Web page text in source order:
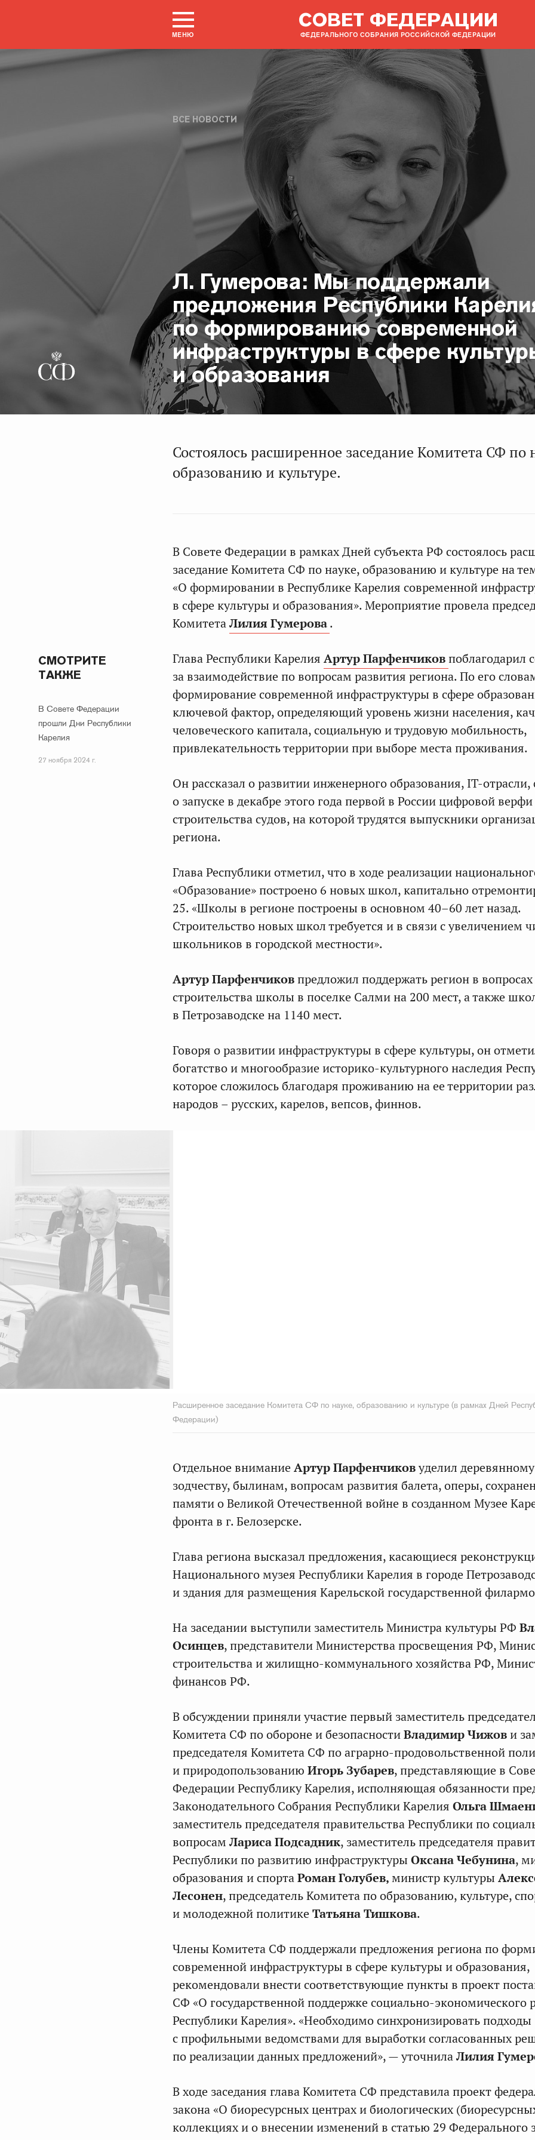
МЕНЮ
СОВЕТ ФЕДЕРАЦИИ
ФЕДЕРАЛЬНОГО СОБРАНИЯ РОССИЙСКОЙ ФЕДЕРАЦИИ
ВСЕ НОВОСТИ
Л. Гумерова: Мы поддержали
предложения Республики
по формированию современной
инфраструктуры в сфере
и образования
Состоялось расширенное заседание Комитета СФ по
образованию и культуре.
В Совете Федерации в рамках Дней субъекта РФ состоялось
заседание Комитета СФ по науке, образованию и культуре на
«О формировании в Республике Карелия современной
в сфере культуры и образования». Мероприятие провела
КомитетаЛилия Гумерова.
СМОТРИТЕ
ТАКЖЕ
В Совете Федерации
прошли Дни Республики
Карелия
27 ноября 2024 г.
Глава Республики Карелия Артур Парфенчиковпоблагодарил
за взаимодействие по вопросам развития региона. По его
формирование современной инфраструктуры в сфере
ключевой фактор, определяющий уровень жизни населения,
человеческого капитала, социальную и трудовую мобильность,
привлекательность территории при выборе места проживания.
Он рассказал о развитии инженерного образования, IT-
о запуске в декабре этого года первой в России цифровой верфи
строительства судов, на которой трудятся выпускники
региона.
Глава Республики отметил, что в ходе реализации
«Образование» построено 6 новых школ, капитально
25. «Школы в регионе построены в основном 40–60 лет назад.
Строительство новых школ требуется и в связи с увеличением
школьников в городской местности».
Артур Парфенчиковпредложил поддержать регион в вопросах
строительства школы в поселке Салми на 200 мест, а также
в Петрозаводске на 1140 мест.
Говоря о развитии инфраструктуры в сфере культуры, он
богатство и многообразие историко-культурного наследия
которое сложилось благодаря проживанию на ее территории
народов – русских, карелов, вепсов, финнов.
Расширенное заседание Комитета СФ по науке, образованию и культуре (в рамках Дней
Федерации)
Отдельное внимание Артур Парфенчиковуделил деревянному
зодчеству, былинам, вопросам развития балета, оперы,
памяти о Великой Отечественной войне в созданном Музее
фронта в г. Белозерске.
Глава региона высказал предложения, касающиеся
Национального музея Республики Карелия в городе
и здания для размещения Карельской государственной
На заседании выступили заместитель Министра культуры РФ
Осинцев, представители Министерства просвещения РФ,
строительства и жилищно-коммунального хозяйства РФ,
финансов РФ.
В обсуждении приняли участие первый заместитель
Комитета СФ по обороне и безопасностиВладимир Чижови
председателя Комитета СФ по аграрно-продовольственной
и природопользованию Игорь Зубарев, представляющие в
Федерации Республику Карелия, исполняющая обязанности
Законодательного Собрания Республики Карелия Ольга
заместитель председателя правительства Республики по
вопросам Лариса Подсадник, заместитель председателя
Республики по развитию инфраструктуры Оксана Чебунина,
образования и спортаРоман Голубев,министр культуры
Лесонен, председатель Комитета по образованию, культуре,
и молодежной политике Татьяна Тишкова.
Члены Комитета СФ поддержали предложения региона по
современной инфраструктуры в сфере культуры и образования,
рекомендовали внести соответствующие пункты в проект
СФ «О государственной поддержке социально-экономического
Республики Карелия». «Необходимо синхронизировать подходы
с профильными ведомствами для выработки согласованных
по реализации данных предложений», — уточнилаЛилия
В ходе заседания глава Комитета СФ представила проект
закона «О биоресурсных центрах и биологических
коллекциях и о внесении изменений в статью 29 Федерального